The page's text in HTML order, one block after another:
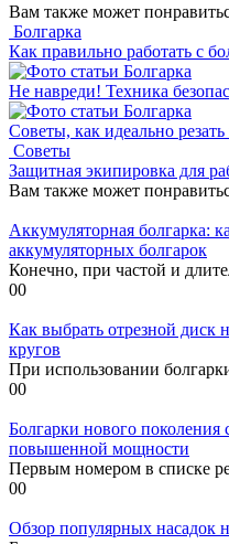
Вам также может
Болгарка
Как правильно работать с
Болгарка
Не навреди! Техника
Болгарка
Советы, как идеально
Советы
Защитная экипировка для
Вам также может
Аккумуляторная болгарка:
аккумуляторных болгарок
Конечно, при частой и
00
Как выбрать отрезной диск
кругов
При использовании
00
Болгарки нового
повышенной мощности
Первым номером в списке
00
Обзор популярных насадок